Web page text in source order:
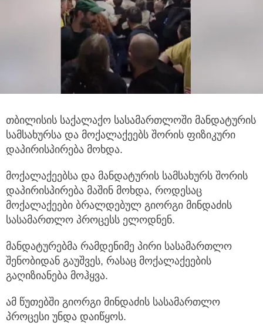
თბილისის საქალაქო სასამართლოში მანდატურის
სამსახურსა და მოქალაქეებს შორის ფიზიკური
დაპირისპირება მოხდა.
მოქალაქეებსა და მანდატურის სამსახურს შორის
დაპირისპირება მაშინ მოხდა, როდესაც
მოქალაქეები ბრალდებულ გიორგი მინდაძის
სასამართლო პროცესს ელოდნენ.
მანდატურებმა რამდენიმე პირი სასამართლო
შენობიდან გაუშვეს, რასაც მოქალაქეების
გაღიზიანება მოჰყვა.
ამ წუთებში გიორგი მინდაძის სასამართლო
პროცესი უნდა დაიწყოს.